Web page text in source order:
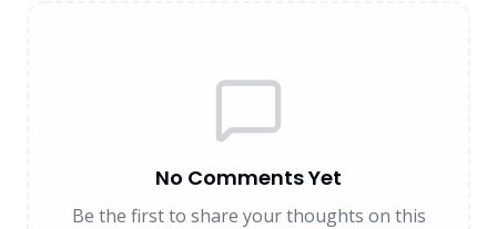
No Comments Yet
Be the first to share your thoughts on this